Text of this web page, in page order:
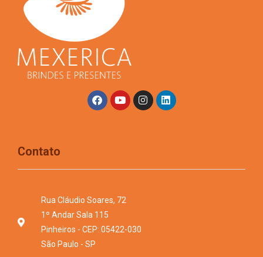
Contato
Rua Cláudio Soares, 72
1º Andar Sala 115
Pinheiros - CEP: 05422-030
São Paulo - SP